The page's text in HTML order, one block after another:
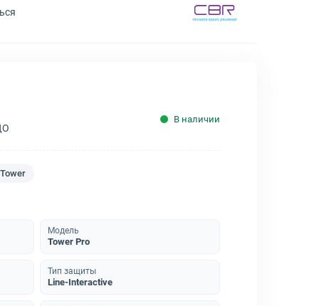
В наличии
Tower
Модель
Tower Pro
Тип защиты
Line-Interactive